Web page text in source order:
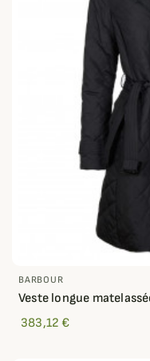
BARBOUR
Veste longue
383,12 €